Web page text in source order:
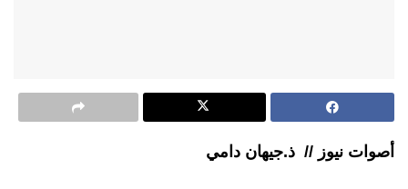
أصوات نيوز // ذ.جيهان دامي